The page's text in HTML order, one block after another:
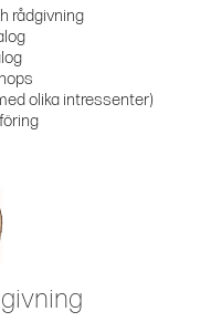
rådgivning
olika intressenter)